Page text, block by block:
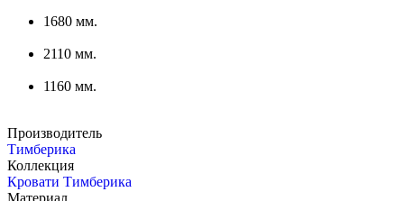
1680 мм.
2110 мм.
1160 мм.
Производитель
Тимберика
Коллекция
Кровати Тимберика